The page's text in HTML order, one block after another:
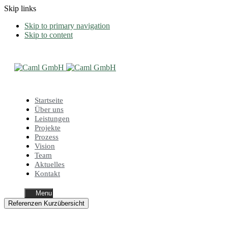
Skip links
Skip to primary navigation
Skip to content
Startseite
Über uns
Leistungen
Projekte
Prozess
Vision
Team
Aktuelles
Kontakt
Menu
Referenzen Kurzübersicht